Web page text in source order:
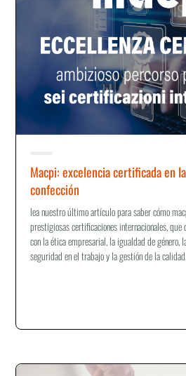
Macpi: excelencia certificada en
confección
lea nuestro último artículo para saber cómo
prestigiosas certificaciones internacionales,
con la ética empresarial, la igualdad de género,
seguridad en el trabajo y la gestión de la calidad.